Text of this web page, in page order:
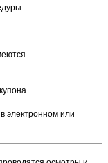
электронном или